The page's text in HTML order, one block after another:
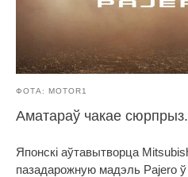
ФОТА: MOTOR1
Аматараў чакае сюрпрыз.
Японскі аўтавытворца
пазадарожную мадэль Pajero